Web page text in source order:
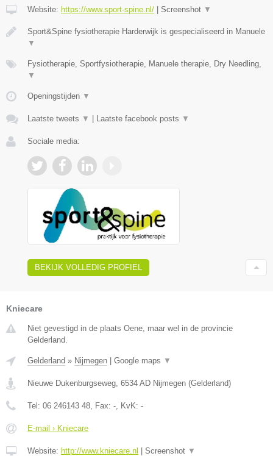
Website: https://www.sport-spine.nl/ | Screenshot ▼
Sport&Spine fysiotherapie Harderwijk is gespecialiseerd in Manuele
▼
Fysiotherapie, Sportfysiotherapie, Manuele therapie, Dry Needling,
▼
Openingstijden ▼
Laatste tweets ▼ | Laatste facebook posts ▼
Sociale media:
BEKIJK VOLLEDIG PROFIEL
Kniecare
Niet gevestigd in de plaats Oene, maar wel in de provincie
Gelderland.
Gelderland » Nijmegen Google maps ▼
Nieuwe Dukenburgseweg 6534 AD Nijmegen (Gelderland)
Tel: 06 246143 48 , Fax: - , KvK: -
E-mail › Kniecare
Website: http://www.kniecare.nl Screenshot ▼